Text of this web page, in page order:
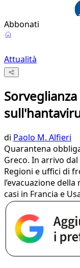
Abbonati
Attualità
di Paolo M. Alfieri
Quarantena
Greco. In arrivo
Regioni e uffici di
l’evacuazione
casi in Francia e